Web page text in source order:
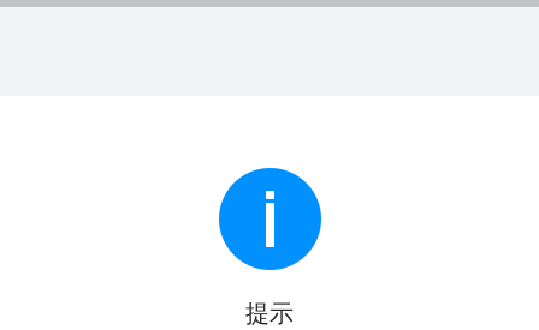
提示